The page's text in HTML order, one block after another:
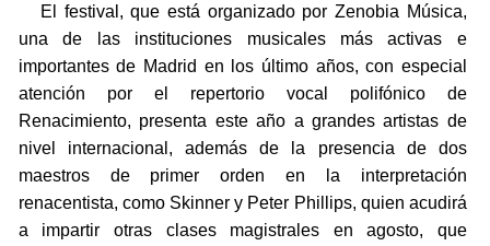
El festival, que está organizado por Zenobia Música,
una de las instituciones musicales más activas e
importantes de Madrid en los último años, con especial
atención por el repertorio vocal polifónico de
Renacimiento, presenta este año a grandes artistas de
nivel internacional, además de la presencia de dos
maestros de primer orden en la interpretación
renacentista, como Skinner y Peter Phillips, quien acudirá
a impartir otras clases magistrales en agosto, que